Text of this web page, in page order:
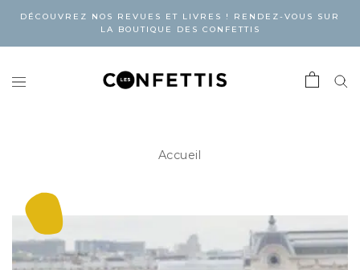
DÉCOUVREZ NOS REVUES ET LIVRES ! RENDEZ-VOUS SUR
LA BOUTIQUE DES CONFETTIS
Accueil